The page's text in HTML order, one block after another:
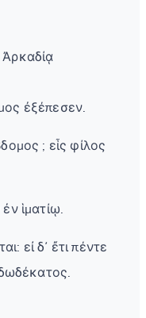
ἐξέπεσεν.
; εἷς φίλος
ἱματίῳ.
εἰ δ᾽ ἔτι πέντε